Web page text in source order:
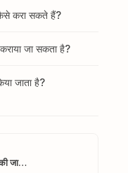
करा सकते हैं?
जा सकता है?
जाता है?
की जा…